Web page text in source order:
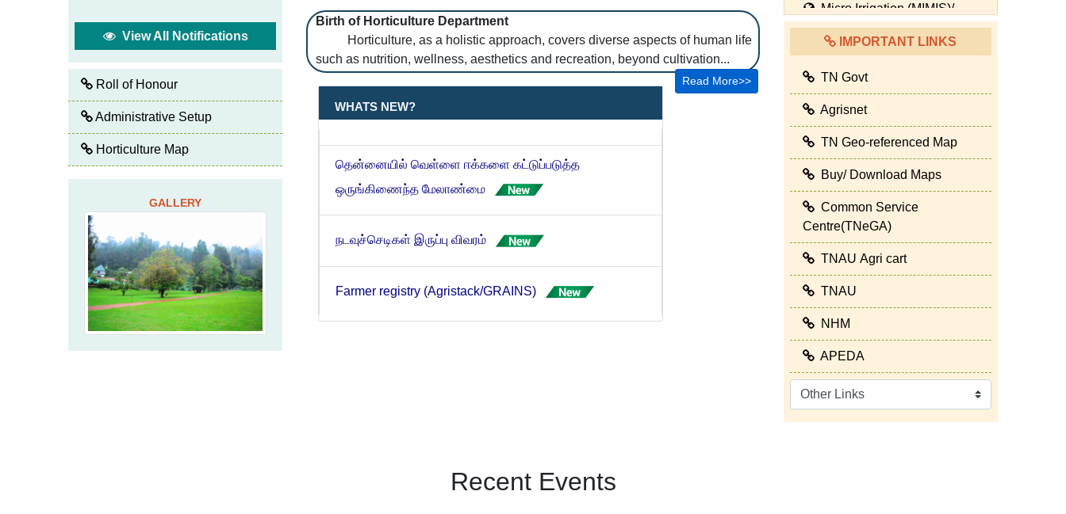
View All Notifications
Roll of Honour
Administrative Setup
Horticulture Map
GALLERY
Birth of Horticulture Department
Horticulture, as a holistic approach, covers diverse aspects of human life
such as nutrition, wellness, aesthetics and recreation, beyond cultivation...
Read More>>
WHATS NEW?
பருவமழை காலத்தில் தோட்டக்கலைப் பயிர்களுக்கான
ஆயத்த நிலை ஏற்பாடுகள்- 2025
நடவுச்செடிகள் இருப்பு விவரம்
Micro Irrigation (MIMIS)/
நுண்ணீர் பாசனத் திட்டத்திற்கு
விண்ணப்பிக்க
மானிய திட்டங்களுக்கு
விண்ணப்பிக்க
TN-Hortnet Login
Farm Management System
உழவர் செயலியில்
விண்ணப்பிக்க
நடவுச்செடிகள் இருப்பு விவரம்
IMPORTANT LINKS
TN Govt
Agrisnet
TN Geo-referenced Map
Buy/ Download Maps
Common Service
Centre(TNeGA)
TNAU Agri cart
TNAU
NHM
APEDA
Recent Events